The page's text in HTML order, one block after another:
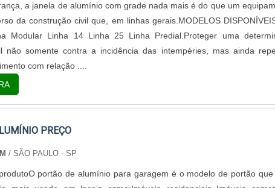
a janela de alumínio com grade nada mais é do que um
da construção civil que, em linhas gerais.MODELOS
Modular Linha 14 Linha 25 Linha Predial.Proteger uma
não somente contra a incidência das intempéries, mas ainda
com relação ....
PREÇO
/ SÃO PAULO - SP
portão de alumínio para garagem é o modelo de portão que